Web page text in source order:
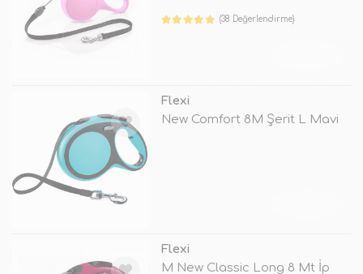
(38 Değerlendirme)
Flexi
New Comfort 8M Şerit L Mavi
Flexi
M New Classic Long 8 Mt İp